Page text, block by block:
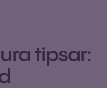
tipsar: